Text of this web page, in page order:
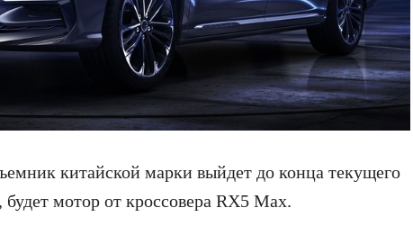
китайской марки выйдет до конца текущего
будет мотор от кроссовера RX5 Max.